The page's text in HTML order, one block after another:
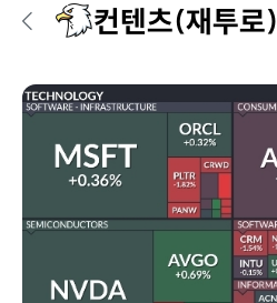
컨텐츠(재투로)